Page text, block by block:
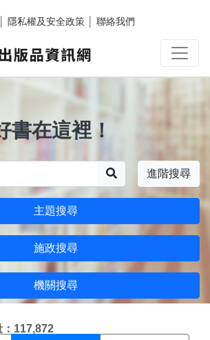
隱私權及安全政策 聯絡我們
書在這裡！
進階搜尋
主題搜尋
施政搜尋
機關搜尋
：117,872
結果頁面